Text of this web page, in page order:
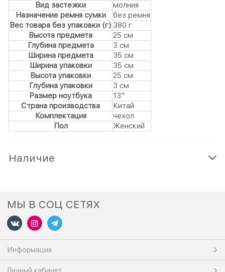
Вид застежки
молния
Назначение ремня сумки
без ремня
Вес товара без упаковки (г) 380 г
Высота предмета
25 см
Глубина предмета
3 см
Ширина предмета
35 см
Ширина упаковки
35 см
Высота упаковки
25 см
Глубина упаковки
3 см
Размер ноутбука
13"
Страна производства
Китай
Комплектация
чехол
Пол
Женский
Наличие
МЫ В СОЦ СЕТЯХ
Информация